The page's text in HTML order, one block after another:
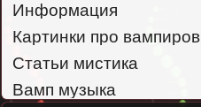
Информация
Картинки про вампиров
Статьи мистика
Вамп музыка